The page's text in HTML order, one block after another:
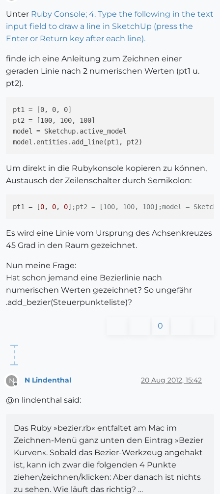
Unter Ruby Console; 4. Type the following in the text
input field to draw a line in SketchUp (press the
Enter or Return key after each line).
finde ich eine Anleitung zum Zeichnen einer
geraden Linie nach 2 numerischen Werten (pt1 u.
pt2).
pt1 = [0, 0, 0]
pt2 = [100, 100, 100]
model = Sketchup.active_model
Um direkt in die Rubykonsole kopieren zu können,
Austausch der Zeilenschalter durch Semikolon:
pt1 = [0, 0, 0] ;pt2 = [100, 100, 100];model =
Es wird eine Linie vom Ursprung des Achsenkreuzes
45 Grad in den Raum gezeichnet.
Nun meine Frage:
Hat schon jemand eine Bezierlinie nach
numerischen Werten gezeichnet? So ungefähr
.add_bezier(Steuerpunkteliste)?
0
N N Lindenthal 20 Aug 2012, 15:42
@n lindenthal said:
Das Ruby »bezier.rb« entfaltet am Mac im
Zeichnen-Menü ganz unten den Eintrag »Bezier
Kurven«. Sobald das Bezier-Werkzeug angehakt
ist, kann ich zwar die folgenden 4 Punkte
ziehen/zeichnen/klicken: Aber danach ist nichts
zu sehen. Wie läuft das richtig? …